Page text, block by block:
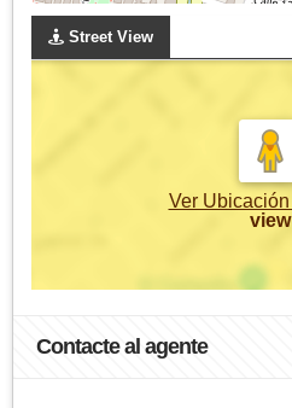
Street View
Ver Ubicación
view
Contacte al agente